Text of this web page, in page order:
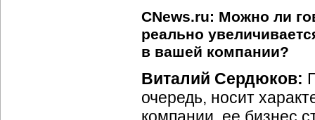
CNews.ru: Можно ли
реально
в вашей компании?
Виталий Сердюков:
очередь, носит